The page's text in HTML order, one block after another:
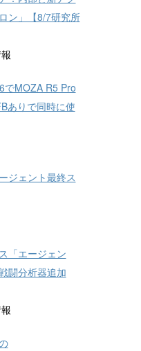
ン」【8/7研究所
でMOZA R5 Pro
ありで同時に使
ジェント最終ス
「エージェン
闘分析器追加